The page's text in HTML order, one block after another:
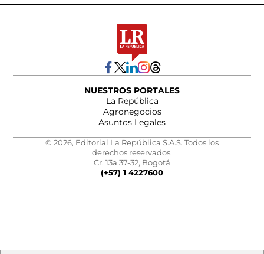
NUESTROS PORTALES
La República
Agronegocios
Asuntos Legales
© 2026, Editorial La República S.A.S. Todos los
derechos reservados.
Cr. 13a 37-32, Bogotá
(+57) 1 4227600